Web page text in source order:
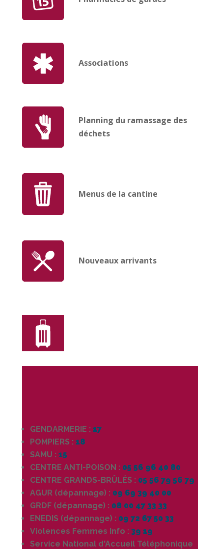
Associations
Planning du ramassage des
déchets
Menus de la cantine
Nouveaux arrivants
GENDARMERIE : 17
POMPIERS : 18
SAMU : 15
CENTRE ANTI-POISON : 05 56 96 40 80
CENTRE GRANDS-BRÛLÉS : 05 56 79 56 79
AGUR (dépannage) : 09 69 39 40 00
GRDF (dépannage) : 08 00 47 33 33
ENEDIS (dépannage) : 09 72 67 50 33
Violences Femmes Info : 39 19
Service National d'Accueil Téléphonique